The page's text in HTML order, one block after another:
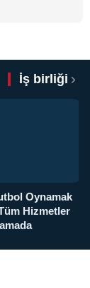
İş birliği
Oynamak
Hizmetler